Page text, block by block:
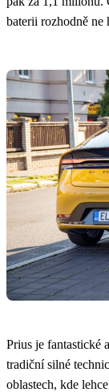
baterii rozhodně ne
Prius je fantastické
tradiční silné
oblastech, kde